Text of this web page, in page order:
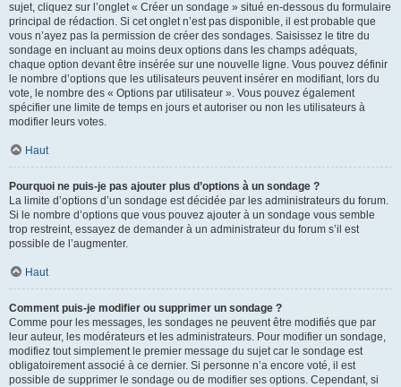
sujet, cliquez sur l’onglet « Créer un sondage » situé en-dessous du formulaire
principal de rédaction. Si cet onglet n’est pas disponible, il est probable que
vous n’ayez pas la permission de créer des sondages. Saisissez le titre du
sondage en incluant au moins deux options dans les champs adéquats,
chaque option devant être insérée sur une nouvelle ligne. Vous pouvez définir
le nombre d’options que les utilisateurs peuvent insérer en modifiant, lors du
vote, le nombre des « Options par utilisateur ». Vous pouvez également
spécifier une limite de temps en jours et autoriser ou non les utilisateurs à
modifier leurs votes.
Haut
Pourquoi ne puis-je pas ajouter plus d’options à un sondage ?
La limite d’options d’un sondage est décidée par les administrateurs du forum.
Si le nombre d’options que vous pouvez ajouter à un sondage vous semble
trop restreint, essayez de demander à un administrateur du forum s’il est
possible de l’augmenter.
Haut
Comment puis-je modifier ou supprimer un sondage ?
Comme pour les messages, les sondages ne peuvent être modifiés que par
leur auteur, les modérateurs et les administrateurs. Pour modifier un sondage,
modifiez tout simplement le premier message du sujet car le sondage est
obligatoirement associé à ce dernier. Si personne n’a encore voté, il est
possible de supprimer le sondage ou de modifier ses options. Cependant, si